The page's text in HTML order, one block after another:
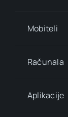
Mobiteli
Računala
Aplikacije